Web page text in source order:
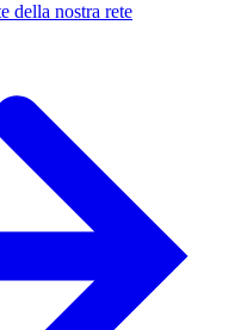
della nostra rete